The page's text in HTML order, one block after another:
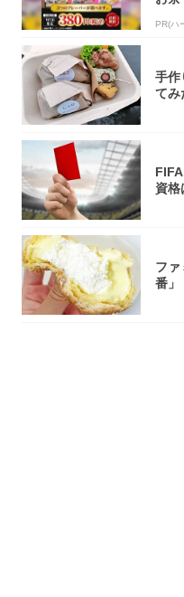
PR(ハ
手作
てみ
資格
ファ
番」